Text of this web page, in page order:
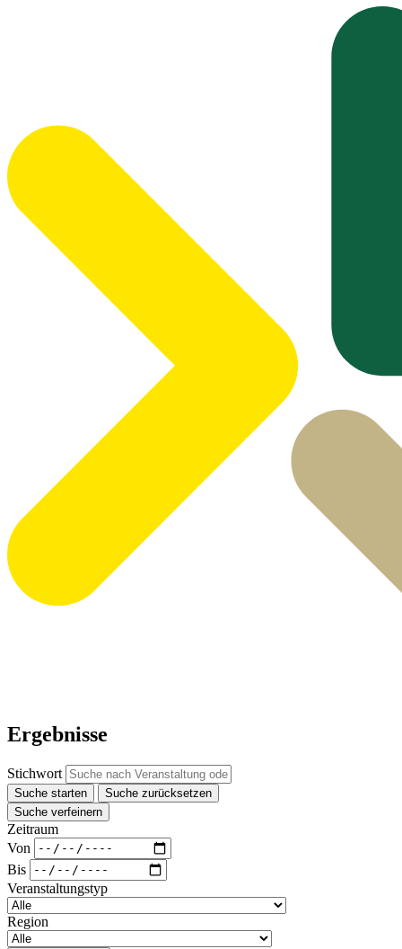
Ergebnisse
Stichwort
Suche starten
Suche zurücksetzen
Suche verfeinern
Zeitraum
Von
Bis
Veranstaltungstyp
Region